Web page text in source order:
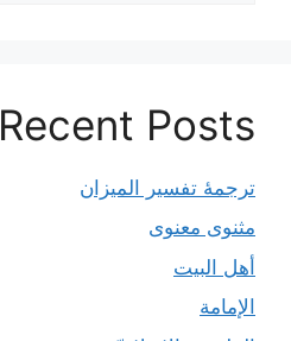
Recent Posts
ترجمۀ تفسیر المیزان
مثنوی معنوی
أهل البيت
الإمامة